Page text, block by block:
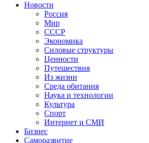
Новости
Россия
Мир
СССР
Экономика
Силовые структуры
Ценности
Путешествия
Из жизни
Среда обитания
Наука и технологии
Культура
Спорт
Интернет и СМИ
Бизнес
Саморазвитие